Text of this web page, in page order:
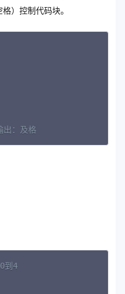
）控制代码块。
出：及格
到4